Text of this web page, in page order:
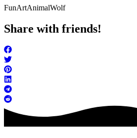
FunArtAnimalWolf
Share with friends!